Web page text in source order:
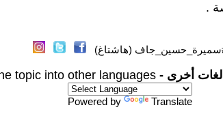
.
(هاشتاغ)
أخرى - topic into other languages
Powered by Translate